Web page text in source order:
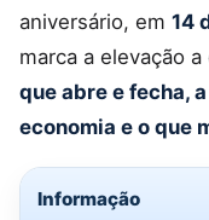
aniversário, em 14
marca a elevação
que abre e fecha,
economia e o que
Informação